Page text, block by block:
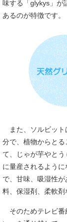
味する「glykys」が
あるのが特徴です。
また、ソルビット
分で、植物からと
て、じゃが芋やと
に量産されるよう
で、甘味、吸湿性
料、保湿剤、柔軟剤
そのためテレビ番